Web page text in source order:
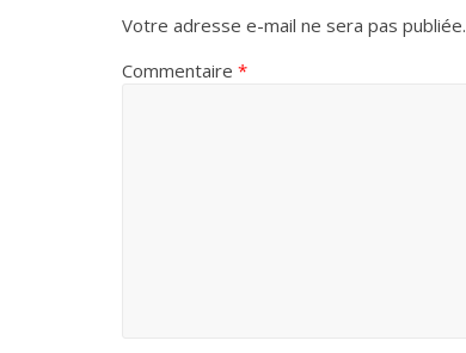
Votre adresse e-mail ne sera pas publiée.
Commentaire *